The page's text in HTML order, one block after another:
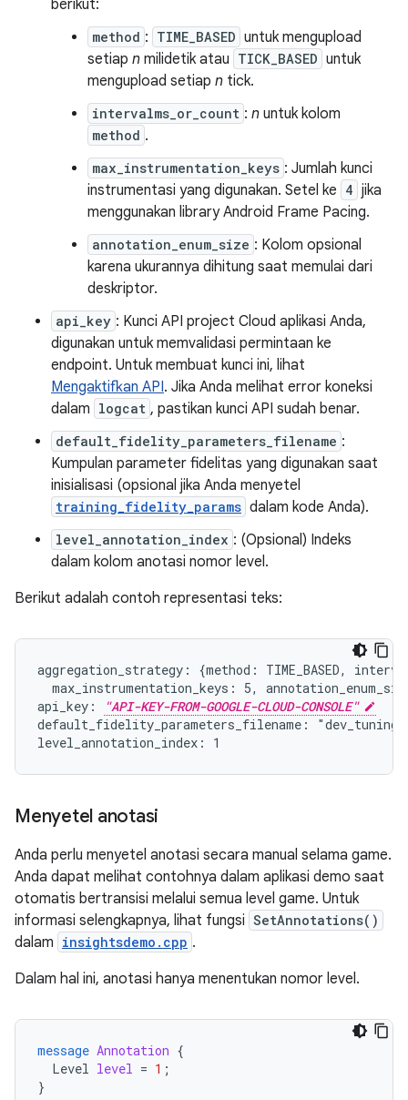
berikut:
method : TIME_BASED untuk mengupload
setiap n milidetik atau TICK_BASED untuk
mengupload setiap n tick.
intervalms_or_count : n untuk kolom
method .
max_instrumentation_keys : Jumlah kunci
instrumentasi yang digunakan. Setel ke 4 jika
menggunakan library Android Frame Pacing.
annotation_enum_size : Kolom opsional
karena ukurannya dihitung saat memulai dari
deskriptor.
api_key : Kunci API project Cloud aplikasi Anda,
digunakan untuk memvalidasi permintaan ke
endpoint. Untuk membuat kunci ini, lihat
Mengaktifkan API. Jika Anda melihat error koneksi
dalam logcat , pastikan kunci API sudah benar.
default_fidelity_parameters_filename :
Kumpulan parameter fidelitas yang digunakan saat
inisialisasi (opsional jika Anda menyetel
training_fidelity_params dalam kode Anda).
level_annotation_index : (Opsional) Indeks
dalam kolom anotasi nomor level.
Berikut adalah contoh representasi teks:
aggregation_strategy: {method: TIME_BASED,
max_instrumentation_keys: 5,
api_key:
"API-KEY-FROM-GOOGLE-CLOUD-CONSOLE"
default_fidelity_parameters_filename:
Menyetel anotasi
Anda perlu menyetel anotasi secara manual selama game.
Anda dapat melihat contohnya dalam aplikasi demo saat
otomatis bertransisi melalui semua level game. Untuk
informasi selengkapnya, lihat fungsi SetAnnotations()
dalam insightsdemo.cpp .
Dalam hal ini, anotasi hanya menentukan nomor level.
message Annotation {
Level level = 1 ;
}